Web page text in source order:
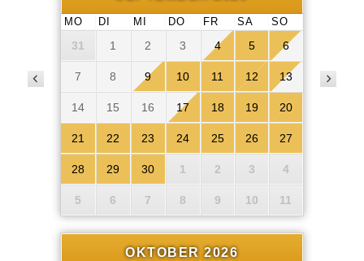
MO DI MI DO FR SA SO
31 1 2 3 4 5 6
7 8 9 10 11 12 13
14 15 16 17 18 19 20
21 22 23 24 25 26 27
28 29 30 1 2 3 4
5 6 7 8 9 10 11
OKTOBER 2026